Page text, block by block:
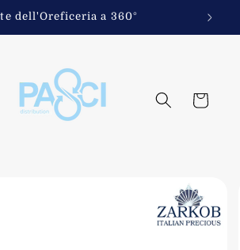
dell'Oreficeria a 360°
Carrello